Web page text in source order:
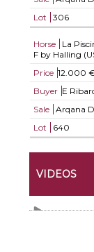
Lot
306
Horse La
F by Halling
Price 12.000
Buyer E
Sale
Arqana
Lot
640
VIDEOS